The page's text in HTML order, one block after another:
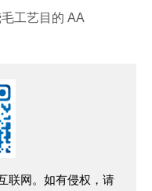
工艺目的 AA
联网。如有侵权，请